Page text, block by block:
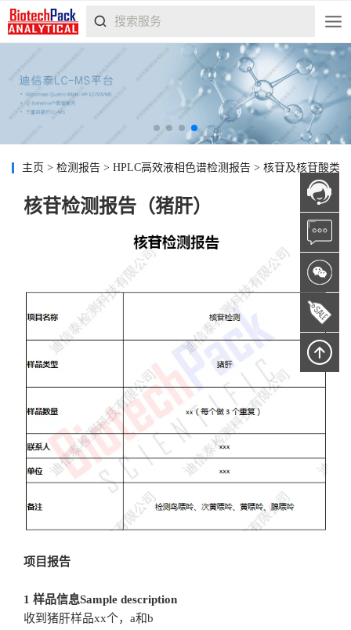
主页 > 检测报告 > HPLC高效液相色谱检测报告 > 核苷及核苷酸类
核苷检测报告（猪肝）
项目报告
1 样品信息Sample description
收到猪肝样品xx个，a和b